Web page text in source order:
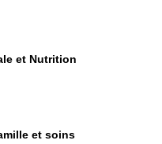
et Nutrition
et soins